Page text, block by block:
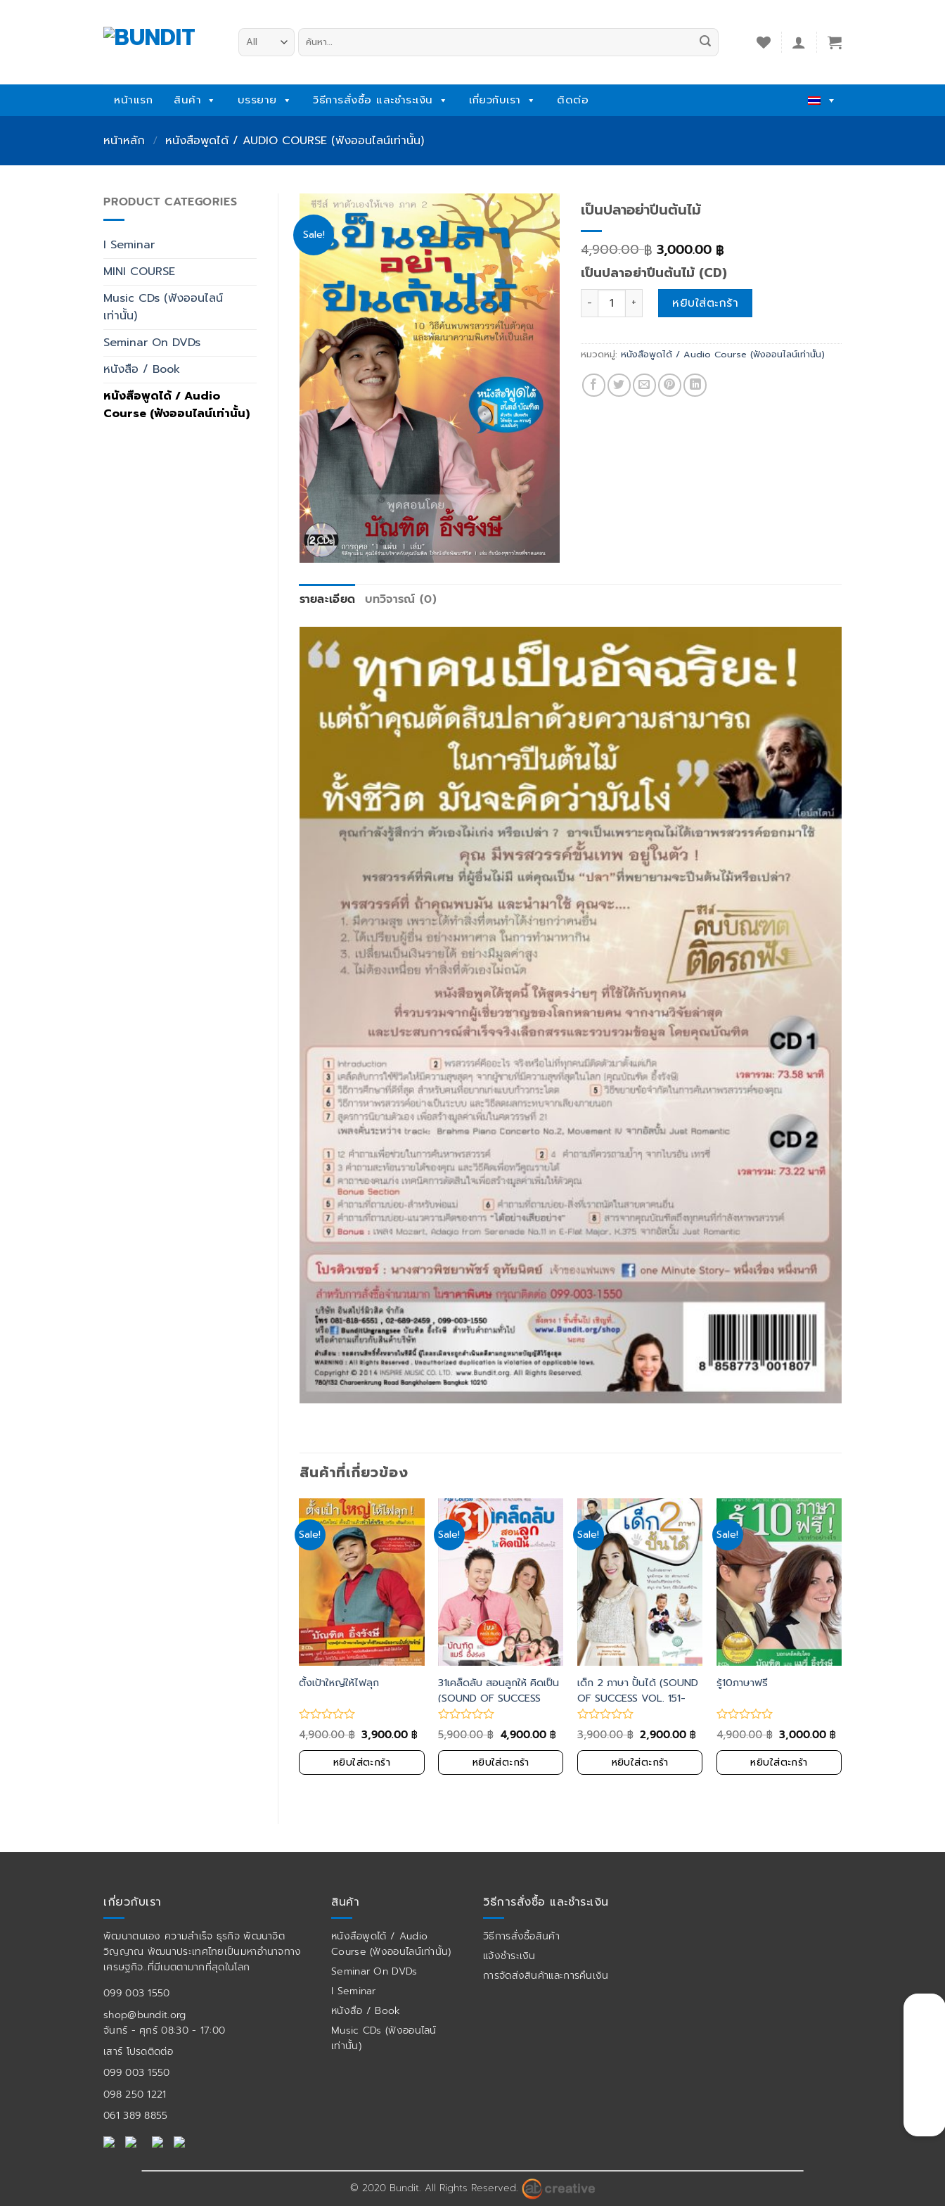
ค้นหา:
หน้าแรก สินค้า บรรยาย วิธีการสั่งซื้อ และชำระเงิน เกี่ยวกับเรา ติดต่อ
หน้าหลัก / หนังสือพูดได้ / AUDIO COURSE (ฟังออนไลน์เท่านั้น)
PRODUCT CATEGORIES
I Seminar
MINI COURSE
Music CDs (ฟังออนไลน์
เท่านั้น)
Seminar On DVDs
หนังสือ / Book
หนังสือพูดได้ / Audio
Course (ฟังออนไลน์เท่านั้น)
Sale!
Add
to
wishlist
เป็นปลาอย่าปีนต้นไม้
4,900.00฿ 3,000.00 ฿
เป็นปลาอย่าปีนต้นไม้ (CD)
เป็นปลาอย่าปีนต้นไม้ quantity
หยิบใส่ตะกร้า
หมวดหมู่:หนังสือพูดได้ / Audio Course (ฟังออนไลน์เท่านั้น)
รายละเอียด บทวิจารณ์ (0)
สินค้าที่เกี่ยวข้อง
Sale!
Add
to
wishlist
ตั้งเป้าใหญ่ให้ไฟลุก
4,900.00฿ 3,900.00฿
หยิบใส่ตะกร้า
Sale!
Add
wishlist
31เคล็ดลับ สอนลูกให้ คิดเป็น
(SOUND OF SUCCESS
VOL. 153-156)
5,900.00฿ 4,900.00฿
หยิบใส่ตะกร้า
Sale!
Add
to
wishlist
เด็ก 2 ภาษา ปั้นได้ (SOUND
OF SUCCESS VOL. 151-
152)
3,900.00฿ 2,900.00฿
หยิบใส่ตะกร้า
Sale!
Add
to
wishlist
รู้10ภาษาฟรี
4,900.00฿ 3,000.00฿
หยิบใส่ตะกร้า
เกี่ยวกับเรา
พัฒนาตนเอง ความสำเร็จ ธุรกิจ พัฒนาจิต
วิญญาณ พัฒนาประเทศไทยเป็นมหาอำนาจทาง
เศรษฐกิจ..ที่มีเมตตามากที่สุดในโลก
099 003 1550
shop@bundit.org
จันทร์ - ศุกร์ 08:30 - 17:00
เสาร์ โปรดติดต่อ
099 003 1550
098 250 1221
061 389 8855
สินค้า
หนังสือพูดได้ / Audio
Course (ฟังออนไลน์เท่านั้น)
Seminar On DVDs
I Seminar
หนังสือ / Book
Music CDs (ฟังออนไลน์
เท่านั้น)
วิธีการสั่งซื้อ และชำระเงิน
วิธีการสั่งซื้อสินค้า
แจ้งชำระเงิน
การจัดส่งสินค้าและการคืนเงิน
© 2020 Bundit. All Rights Reserved.